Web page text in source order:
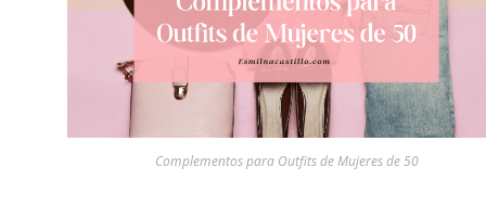
Complementos para Outfits de Mujeres de 50